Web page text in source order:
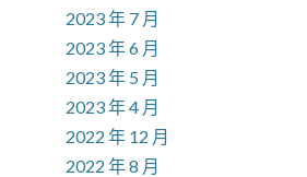
2023 年 7 月
2023 年 6 月
2023 年 5 月
2023 年 4 月
2022 年 12 月
2022 年 8 月